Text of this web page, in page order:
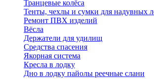
Транцевые колёса
Тенты, чехлы и сумки для надувных
Ремонт ПВХ изделий
Вёсла
Держатели для удилищ
Средства спасения
Якорная система
Кресла в лодку
Дно в лодку пайолы реечные слани